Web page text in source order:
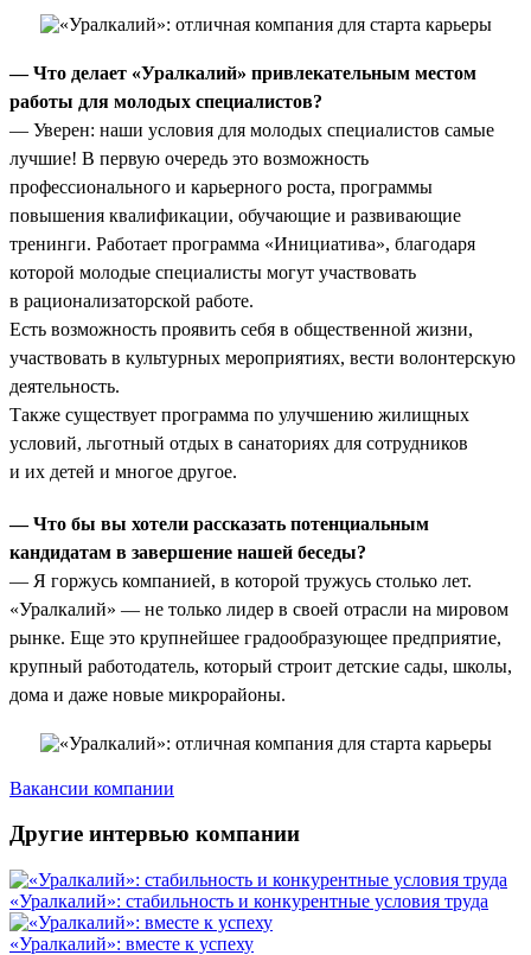
— Что делает «Уралкалий» привлекательным местом
работы для молодых специалистов?
— Уверен: наши условия для молодых специалистов самые
лучшие! В первую очередь это возможность
профессионального и карьерного роста, программы
повышения квалификации, обучающие и развивающие
тренинги. Работает программа «Инициатива», благодаря
которой молодые специалисты могут участвовать
в рационализаторской работе.
Есть возможность проявить себя в общественной жизни,
участвовать в культурных мероприятиях, вести волонтерскую
деятельность.
Также существует программа по улучшению жилищных
условий, льготный отдых в санаториях для сотрудников
и их детей и многое другое.
— Что бы вы хотели рассказать потенциальным
кандидатам в завершение нашей беседы?
— Я горжусь компанией, в которой тружусь столько лет.
«Уралкалий» — не только лидер в своей отрасли на мировом
рынке. Еще это крупнейшее градообразующее предприятие,
крупный работодатель, который строит детские сады, школы,
дома и даже новые микрорайоны.
Вакансии компании
Другие интервью компании
«Уралкалий»: стабильность и конкурентные условия труда
«Уралкалий»: вместе к успеху